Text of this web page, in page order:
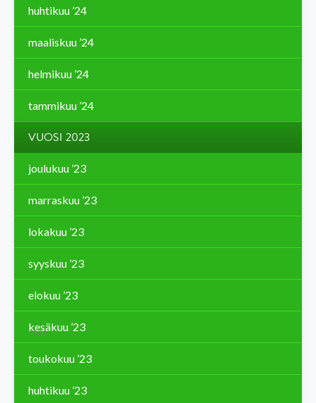
huhtikuu ’24
maaliskuu ’24
helmikuu ’24
tammikuu ’24
VUOSI 2023
joulukuu ’23
marraskuu ’23
lokakuu ’23
syyskuu ’23
elokuu ’23
kesäkuu ’23
toukokuu ’23
huhtikuu ’23